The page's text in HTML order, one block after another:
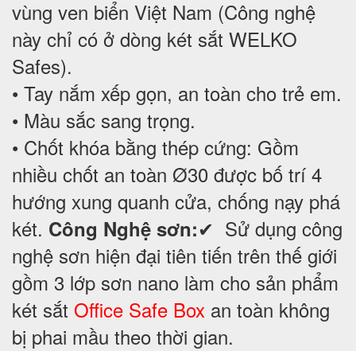
vùng ven biển Việt Nam (Công nghệ
này chỉ có ở dòng két sắt WELKO
Safes).
• Tay nắm xếp gọn, an toàn cho trẻ em.
• Màu sắc sang trọng.
• Chốt khóa bằng thép cứng: Gồm
nhiều chốt an toàn Ø30 được bố trí 4
hướng xung quanh cửa, chống nạy phá
két. Công Nghệ sơn:✔ Sử dụng công
nghệ sơn hiện đại tiên tiến trên thế giới
gồm 3 lớp sơn nano làm cho sản phẩm
két sắt Office Safe Box an toàn không
bị phai mầu theo thời gian.